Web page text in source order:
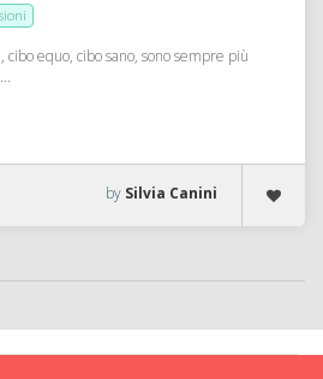
equo, cibo sano, sono sempre più
by Silvia Canini